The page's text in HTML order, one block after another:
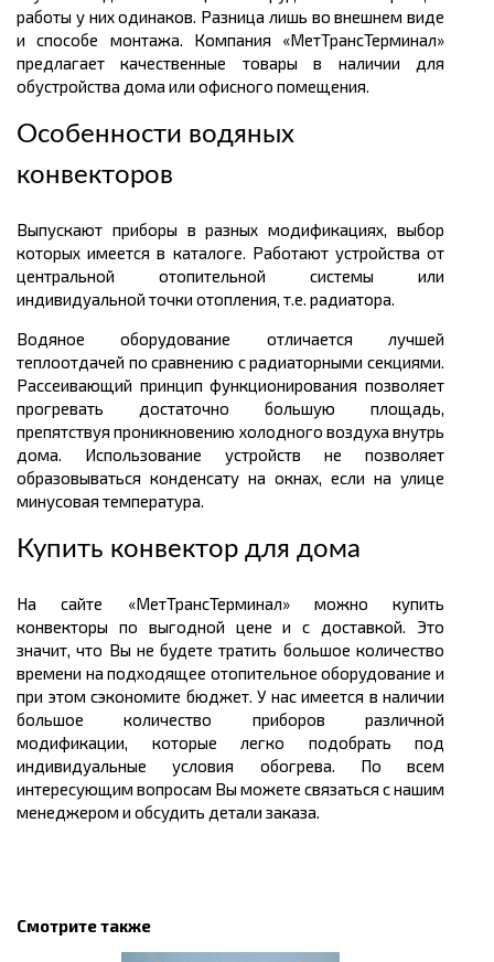
работы у них одинаков. Разница лишь во внешнем виде
и способе монтажа. Компания «МетТрансТерминал»
предлагает качественные товары в наличии для
обустройства дома или офисного помещения.
Особенности водяных
конвекторов
Выпускают приборы в разных модификациях, выбор
которых имеется в каталоге. Работают устройства от
центральной отопительной системы или
индивидуальной точки отопления, т.е. радиатора.
Водяное оборудование отличается лучшей
теплоотдачей по сравнению с радиаторными секциями.
Рассеивающий принцип функционирования позволяет
прогревать достаточно большую площадь,
препятствуя проникновению холодного воздуха внутрь
дома. Использование устройств не позволяет
образовываться конденсату на окнах, если на улице
минусовая температура.
Купить конвектор для дома
На сайте «МетТрансТерминал» можно купить
конвекторы по выгодной цене и с доставкой. Это
значит, что Вы не будете тратить большое количество
времени на подходящее отопительное оборудование и
при этом сэкономите бюджет. У нас имеется в наличии
большое количество приборов различной
модификации, которые легко подобрать под
индивидуальные условия обогрева. По всем
интересующим вопросам Вы можете связаться с нашим
менеджером и обсудить детали заказа.
Смотрите также